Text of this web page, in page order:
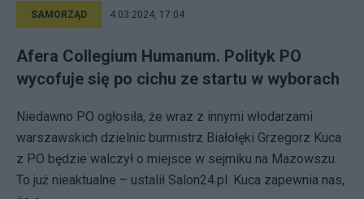
SAMORZĄD 4.03.2024, 17:04
Afera Collegium Humanum. Polityk PO
wycofuje się po cichu ze startu w wyborach
Niedawno PO ogłosiła, że wraz z innymi włodarzami
warszawskich dzielnic burmistrz Białołęki Grzegorz Kuca
z PO będzie walczył o miejsce w sejmiku na Mazowszu.
To już nieaktualne – ustalił Salon24.pl. Kuca zapewnia nas,